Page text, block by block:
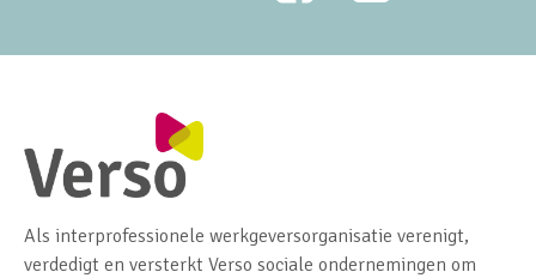
Als interprofessionele werkgeversorganisatie verenigt,
verdedigt en versterkt Verso sociale ondernemingen om